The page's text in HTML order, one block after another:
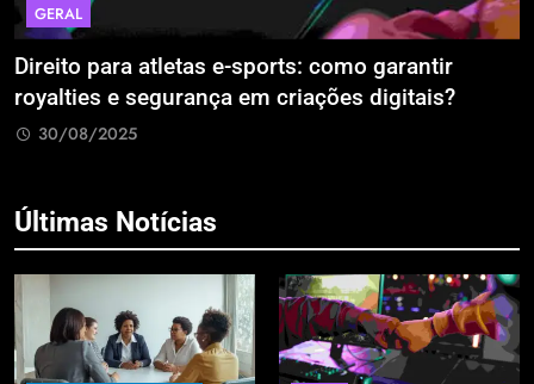
GERAL
Direito para atletas e-sports: como garantir
royalties e segurança em criações digitais?
30/08/2025
Últimas Notícias